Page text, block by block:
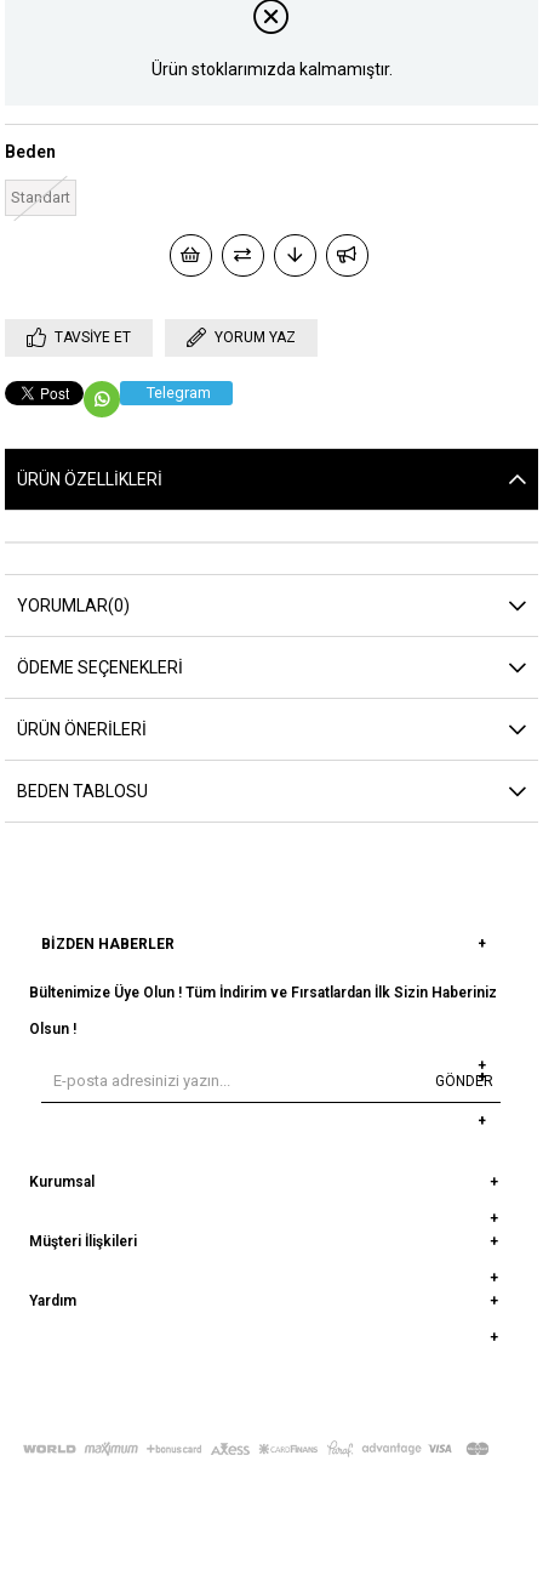
Ürün stoklarımızda kalmamıştır.
Beden
Standart
TAVSIYE ET YORUM YAZ
Telegram
ÜRÜN ÖZELLIKLERI
YORUMLAR(0)
ÖDEME SEÇENEKLERI
ÜRÜN ÖNERILERI
BEDEN TABLOSU
BIZDEN HABERLER
Bültenimize Üye Olun ! Tüm İndirim ve Fırsatlardan İlk Sizin Haberiniz
Olsun !
GÖNDER
Kurumsal
Müşteri İlişkileri
Yardım